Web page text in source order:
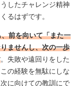
したチャレンジ精神
るはずです。
前を向いて「また一
ませんし、次の一歩
。失敗や遠回りをした
の経験を無駄にしな
に向けての教訓にで